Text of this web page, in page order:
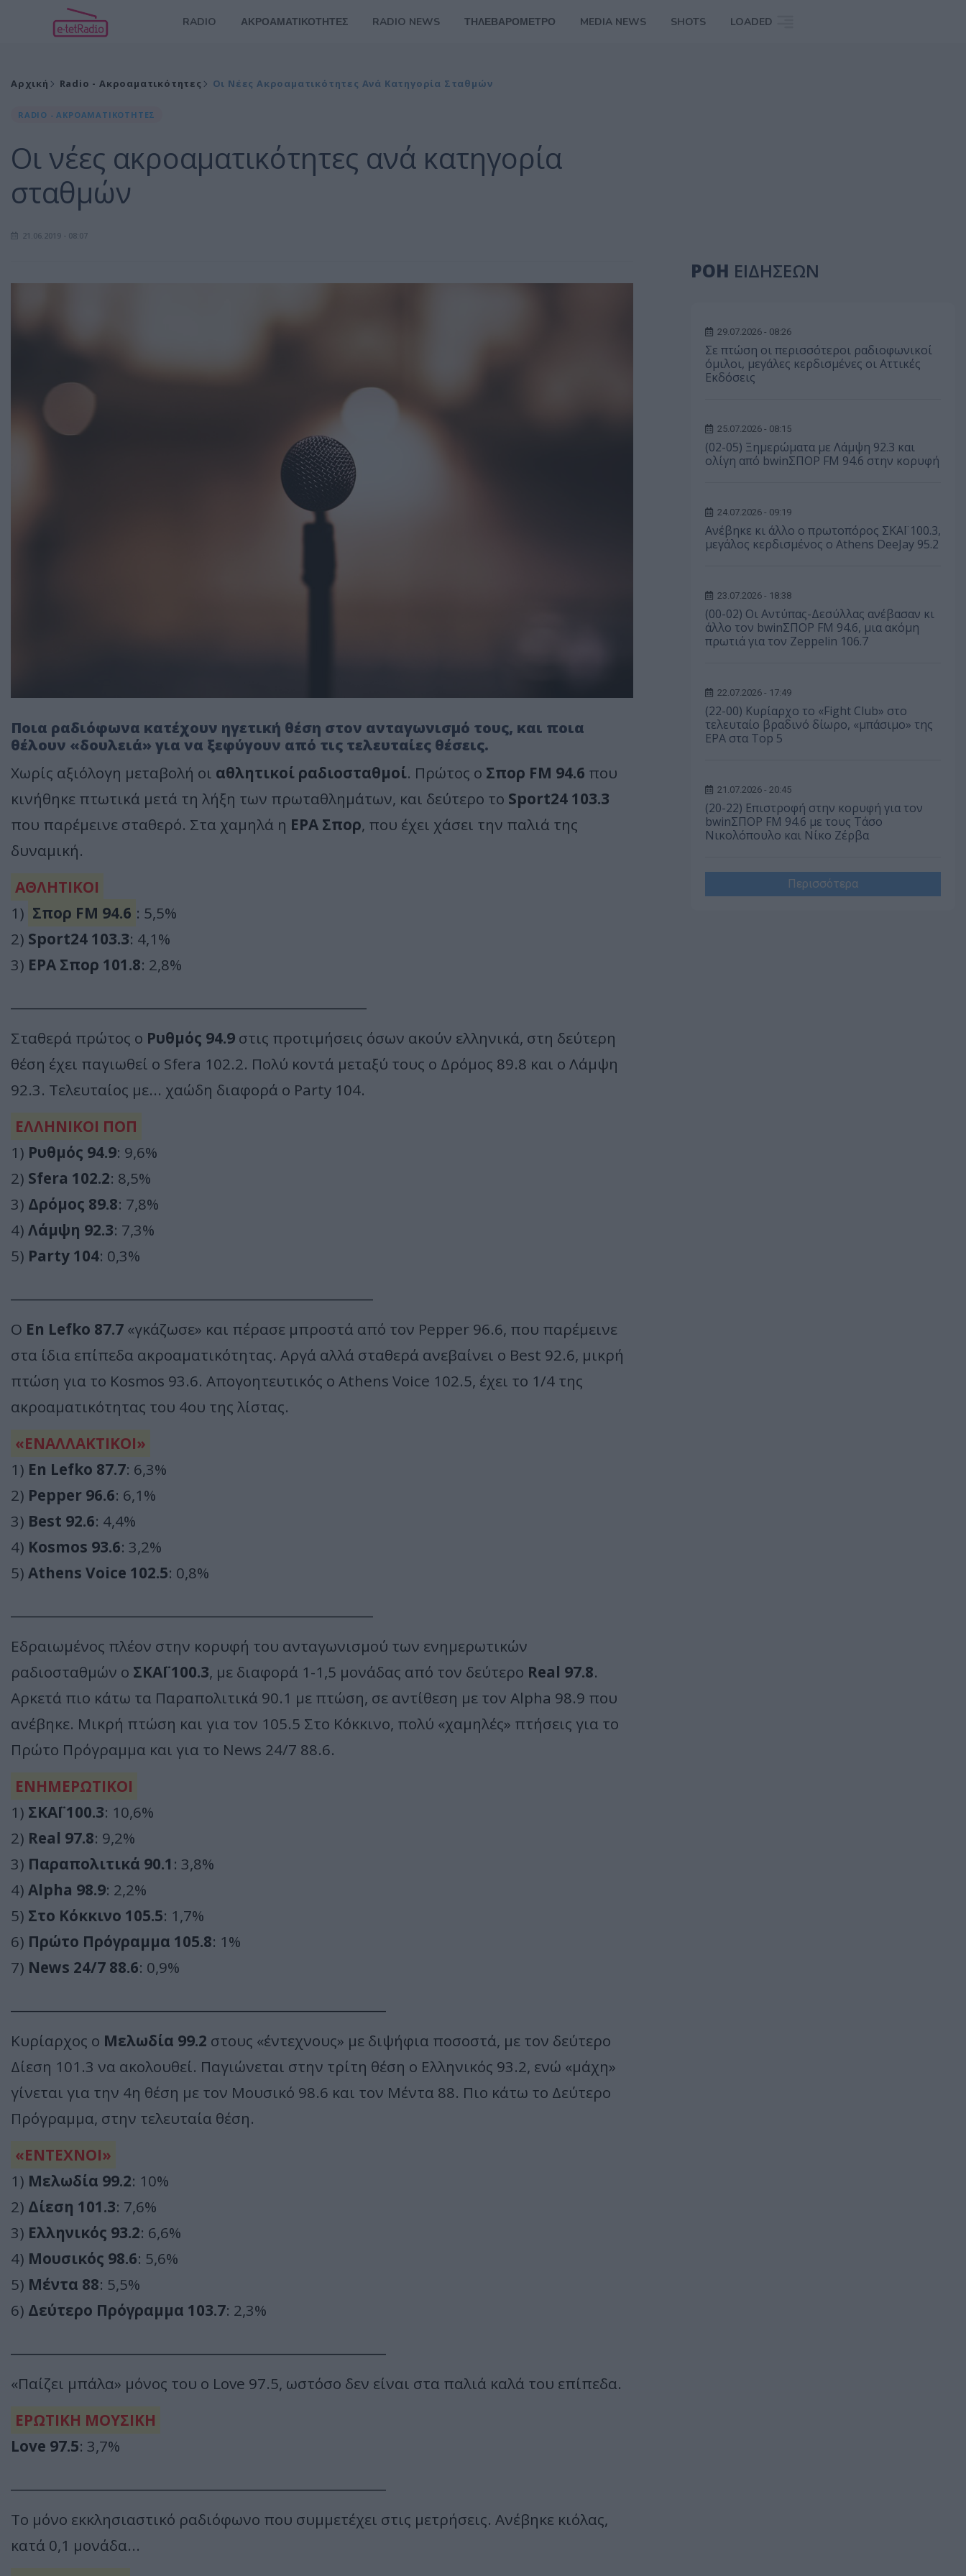
RADIO ΑΚΡΟΑΜΑΤΙΚΟΤΗΤΕΣ RADIO NEWS ΤΗΛΕΒΑΡΟΜΕΤΡΟ MEDIA NEWS SHOTS LOADED
Αρχική Radio - Ακροαματικότητες Οι Νέες Ακροαματικότητες Ανά Κατηγορία Σταθμών
RADIO - ΑΚΡΟΑΜΑΤΙΚΟΤΗΤΕΣ
Οι νέες ακροαματικότητες ανά κατηγορία
σταθμών
21.06.2019 - 08:07
Ποια ραδιόφωνα κατέχουν ηγετική θέση στον ανταγωνισμό τους, και ποια
θέλουν «δουλειά» για να ξεφύγουν από τις τελευταίες θέσεις.
Χωρίς αξιόλογη μεταβολή οι αθλητικοί ραδιοσταθμοί. Πρώτος ο Σπορ FM 94.6 που
κινήθηκε πτωτικά μετά τη λήξη των πρωταθλημάτων, και δεύτερο το Sport24 103.3
που παρέμεινε σταθερό. Στα χαμηλά η ΕΡΑ Σπορ, που έχει χάσει την παλιά της
δυναμική.
ΑΘΛΗΤΙΚΟΙ
1) Σπορ FM 94.6 : 5,5%
2) Sport24 103.3: 4,1%
3) ΕΡΑ Σπορ 101.8: 2,8%
Σταθερά πρώτος ο Ρυθμός 94.9 στις προτιμήσεις όσων ακούν ελληνικά, στη δεύτερη
θέση έχει παγιωθεί ο Sfera 102.2. Πολύ κοντά μεταξύ τους ο Δρόμος 89.8 και ο Λάμψη
92.3. Τελευταίος με... χαώδη διαφορά ο Party 104.
ΕΛΛΗΝΙΚΟΙ ΠΟΠ
1) Ρυθμός 94.9: 9,6%
2) Sfera 102.2: 8,5%
3) Δρόμος 89.8: 7,8%
4) Λάμψη 92.3: 7,3%
5) Party 104: 0,3%
O En Lefko 87.7 «γκάζωσε» και πέρασε μπροστά από τον Pepper 96.6, που παρέμεινε
στα ίδια επίπεδα ακροαματικότητας. Αργά αλλά σταθερά ανεβαίνει ο Best 92.6, μικρή
πτώση για το Kosmos 93.6. Απογοητευτικός ο Athens Voice 102.5, έχει το 1/4 της
ακροαματικότητας του 4ου της λίστας.
«ΕΝΑΛΛΑΚΤΙΚΟΙ»
1) En Lefko 87.7: 6,3%
2) Pepper 96.6: 6,1%
3) Best 92.6: 4,4%
4) Kosmos 93.6: 3,2%
5) Athens Voice 102.5: 0,8%
Εδραιωμένος πλέον στην κορυφή του ανταγωνισμού των ενημερωτικών
ραδιοσταθμών ο ΣΚΑΪ 100.3, με διαφορά 1-1,5 μονάδας από τον δεύτερο Real 97.8.
Αρκετά πιο κάτω τα Παραπολιτικά 90.1 με πτώση, σε αντίθεση με τον Alpha 98.9 που
ανέβηκε. Μικρή πτώση και για τον 105.5 Στο Κόκκινο, πολύ «χαμηλές» πτήσεις για το
Πρώτο Πρόγραμμα και για το News 24/7 88.6.
ΕΝΗΜΕΡΩΤΙΚΟΙ
1) ΣΚΑΪ 100.3: 10,6%
2) Real 97.8: 9,2%
3) Παραπολιτικά 90.1 : 3,8%
4) Alpha 98.9: 2,2%
5) Στο Κόκκινο 105.5: 1,7%
6) Πρώτο Πρόγραμμα 105.8: 1%
7) News 24/7 88.6: 0,9%
Κυρίαρχος ο Μελωδία 99.2 στους «έντεχνους» με διψήφια ποσοστά, με τον δεύτερο
Δίεση 101.3 να ακολουθεί. Παγιώνεται στην τρίτη θέση ο Ελληνικός 93.2, ενώ «μάχη»
γίνεται για την 4η θέση με τον Μουσικό 98.6 και τον Μέντα 88. Πιο κάτω το Δεύτερο
Πρόγραμμα, στην τελευταία θέση.
«ΕΝΤΕΧΝΟΙ»
1) Μελωδία 99.2: 10%
2) Δίεση 101.3: 7,6%
3) Ελληνικός 93.2: 6,6%
4) Μουσικός 98.6: 5,6%
5) Μέντα 88: 5,5%
6) Δεύτερο Πρόγραμμα 103.7: 2,3%
«Παίζει μπάλα» μόνος του ο Love 97.5, ωστόσο δεν είναι στα παλιά καλά του επίπεδα.
ΕΡΩΤΙΚΗ ΜΟΥΣΙΚΗ
Love 97.5: 3,7%
Το μόνο εκκλησιαστικό ραδιόφωνο που συμμετέχει στις μετρήσεις. Ανέβηκε κιόλας,
κατά 0,1 μονάδα...
ΡΟΗ ΕΙΔΗΣΕΩΝ
29.07.2026 - 08:26
Σε πτώση οι περισσότεροι ραδιοφωνικοί
όμιλοι, μεγάλες κερδισμένες οι Αττικές
Εκδόσεις
25.07.2026 - 08:15
(02-05) Ξημερώματα με Λάμψη 92.3 και
ολίγη από bwinΣΠΟΡ FM 94.6 στην κορυφή
24.07.2026 - 09:19
Ανέβηκε κι άλλο ο πρωτοπόρος ΣΚΑΪ 100.3,
μεγάλος κερδισμένος ο Athens DeeJay 95.2
23.07.2026 - 18:38
(00-02) Οι Αντύπας-Δεσύλλας ανέβασαν κι
άλλο τον bwinΣΠΟΡ FM 94.6, μια ακόμη
πρωτιά για τον Zeppelin 106.7
22.07.2026 - 17:49
(22-00) Κυρίαρχο το «Fight Club» στο
τελευταίο βραδινό δίωρο, «μπάσιμο» της
ΕΡΑ στα Top 5
21.07.2026 - 20:45
(20-22) Επιστροφή στην κορυφή για τον
bwinΣΠΟΡ FM 94.6 με τους Τάσο
Νικολόπουλο και Νίκο Ζέρβα
Περισσότερα